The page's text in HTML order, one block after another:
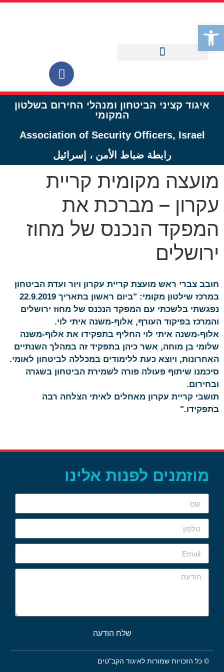
פתח סרגל נגישות
איגוד קציני הביטחון ומנהלי החירום בשלטון
המקומי
Association of Security Officers, Israel
رابطة ضباط الأمن ، إسرائيل
מועצה מקומית קריית
עקרון – מברכת את
המפקד הנכנס של מחוז
ירושלים
חובב צברי ראש מועצת קריית עקרון ויור ועדת הביטחון
במרכז שילטון מקומי: "ביום ראשון בתאריך 22.9.2019
נפגשתי בלשכתי עם המפקד הנכנס של מחוז ירושלים
והמרכז בפיקוד העורף, אלוף-משנה איתי לוי.
אלוף-משנה איתי לוי החליף בתפקידו את אלוף-משנה
שלומי בן מוחה, אשר כיהן בתפקיד זה במהלך השנתיים
האחרונות, ויוצא כעת ללימודים במכללה לביטחון לאומי.
סיכמנו שיתוף פעולה פורה לשמירת הביטחון בשגרה
ובחירום.
תושבי קריית עקרון מאחלים לאיתי הצלחה רבה
בתפקידו."
מוזמנים לפנות אלינו
שלח הודעה
© כל הזכויות שמורות לאיגוד הקב"טים